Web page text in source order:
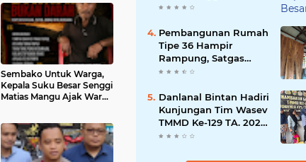
Sembako Untuk Warga,
Kepala Suku Besar Senggi
Matias Mangu Ajak Warga
Mangu Ajak Warga
Warga Sipil di
Yahukimo
Pembangunan Rumah
Tipe 36 Hampir
Rampung, Satgas
TMMD Ke-129 Kodim
Wujudkan Hunian
Layak bagi Warga
Danlanal Bintan Hadiri
Kunjungan Tim Wasev
TMMD Ke-129 TA. 2026
Kodim